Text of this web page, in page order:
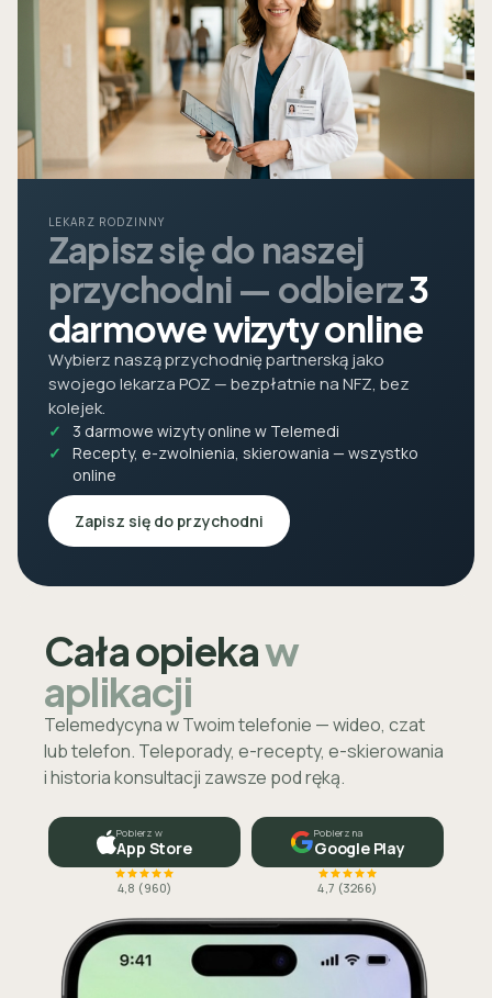
LEKARZ RODZINNY
Zapisz się do naszej
przychodni — odbierz3
darmowe wizyty online
Wybierz naszą przychodnię partnerską jako
swojego lekarza POZ — bezpłatnie na NFZ, bez
kolejek.
3 darmowe wizyty online w Telemedi
Recepty, e-zwolnienia, skierowania — wszystko
online
Zapisz się do przychodni
Cała opiekaw
aplikacji
Telemedycyna w Twoim telefonie — wideo, czat
lub telefon. Teleporady, e-recepty, e-skierowania
i historia konsultacji zawsze pod ręką.
Pobierz w
App Store
4,8 (960)
Pobierz na
Google Play
4,7 (3266)